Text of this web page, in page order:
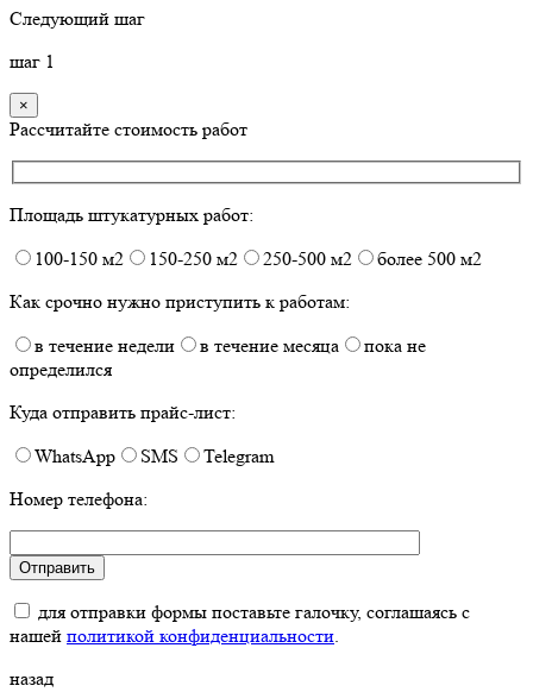
Следующий шаг
шаг 1
×
Рассчитайте стоимость работ
Площадь штукатурных работ:
100-150 м2
150-250 м2 250-500 м2
более 500 м2
Как срочно нужно приступить к работам:
в течение недели
в течение месяца
пока не
определился
Куда отправить прайс-лист:
WhatsApp
SMS
Telegram
Номер телефона:
для отправки формы поставьте галочку, соглашаясь с
нашей политикой конфиденциальности.
назад